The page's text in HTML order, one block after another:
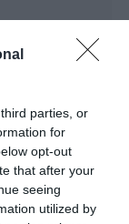
parties, or
for
opt-out
that after your
seeing
utilized by
επένδυση
την
του data